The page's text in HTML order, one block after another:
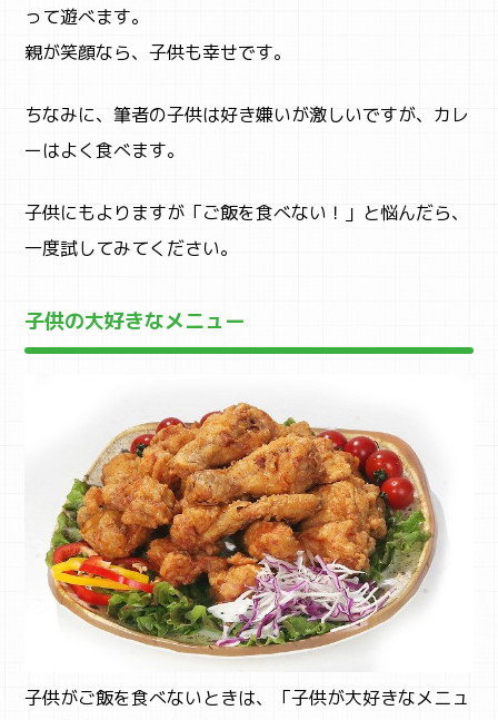
って遊べます。
親が笑顔なら、子供も幸せです。
ちなみに、筆者の子供は好き嫌いが激しいですが、カレ
ーはよく食べます。
子供にもよりますが「ご飯を食べない！」と悩んだら、
一度試してみてください。
子供の大好きなメニュー
子供がご飯を食べないときは、「子供が大好きなメニュ